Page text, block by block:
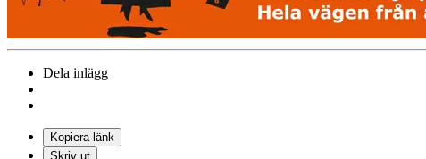
Dela inlägg
Kopiera länk
Skriv ut